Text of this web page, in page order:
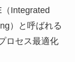
Integrated
）と呼ばれる
ロセス最適化